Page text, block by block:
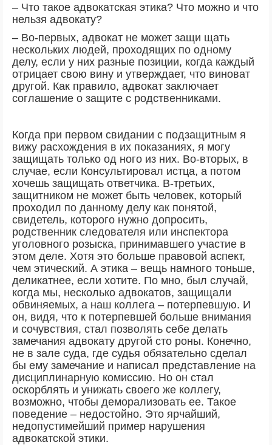
– Что такое адвокатская этика? Что можно и что
нельзя адвокату?
– Во-первых, адвокат не может защи щать
нескольких людей, проходящих по одному
делу, если у них разные позиции, когда каждый
отрицает свою вину и утверждает, что виноват
другой. Как правило, адвокат заключает
соглашение о защите с родственниками.
Когда при первом свидании с подзащитным я
вижу расхождения в их показаниях, я могу
защищать только од ного из них. Во-вторых, в
случае, если Консультировал истца, а потом
хочешь защищать ответчика. В-третьих,
защитником не может быть человек, который
проходил по данному делу как понятой,
свидетель, которого нужно допросить,
родственник следователя или инспектора
уголовного розыска, принимавшего участие в
этом деле. Хотя это больше правовой аспект,
чем этический. А этика – вещь намного тоньше,
деликатнее, если хотите. По мно, был случай,
когда мы, несколько адвокатов, защищали
обвиняемых, а наш коллега – потерпевшую. И
он, видя, что к потерпевшей больше внимания
и сочувствия, стал позволять себе делать
замечания адвокату другой сто роны. Конечно,
не в зале суда, где судья обязательно сделал
бы ему замечание и написал представление на
дисциплинарную комиссию. Но он стал
оскорблять и унижать своего же коллегу,
возможно, чтобы деморализовать ее. Такое
поведение – недостойно. Это ярчайший,
недопустимейший пример нарушения
адвокатской этики.